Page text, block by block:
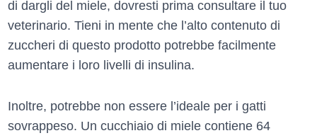
di dargli del miele, dovresti prima consultare il tuo
veterinario. Tieni in mente che l’alto contenuto di
zuccheri di questo prodotto potrebbe facilmente
aumentare i loro livelli di insulina.
Inoltre, potrebbe non essere l’ideale per i gatti
sovrappeso. Un cucchiaio di miele contiene 64